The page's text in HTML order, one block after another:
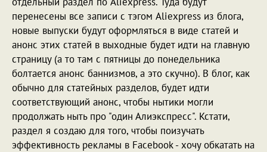
перенесены все записи с тэгом Aliexpress из блога,
новые выпуски будут оформляться в виде статей и
анонс этих статей в выходные будет идти на главную
страницу (а то там с пятницы до понедельника
болтается анонс баннизмов, а это скучно). В блог, как
обычно для статейных разделов, будет идти
соответствующий анонс, чтобы нытики могли
продолжать ныть про "один Алиэкспресс". Кстати,
раздел я создаю для того, чтобы поизучать
эффективность рекламы в Facebook - хочу обкатать на